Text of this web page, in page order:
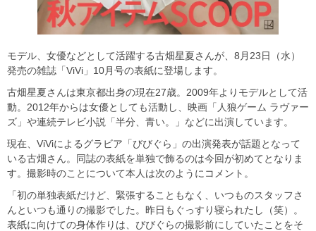
モデル、女優などとして活躍する古畑星夏さんが、8月23日（水）
発売の雑誌「ViVi」10月号の表紙に登場します。
古畑星夏さんは東京都出身の現在27歳。2009年よりモデルとして活
動。2012年からは女優としても活動し、映画「人狼ゲーム ラヴァー
ズ」や連続テレビ小説「半分、青い。」などに出演しています。
現在、ViViによるグラビア「びびぐら」の出演発表が話題となって
いる古畑さん。同誌の表紙を単独で飾るのは今回が初めてとなりま
す。撮影時のことについて本人は次のようにコメント。
「初の単独表紙だけど、緊張することもなく、いつものスタッフさ
んといつも通りの撮影でした。昨日もぐっすり寝られたし（笑）。
表紙に向けての身体作りは、びびぐらの撮影前にしていたことをそ